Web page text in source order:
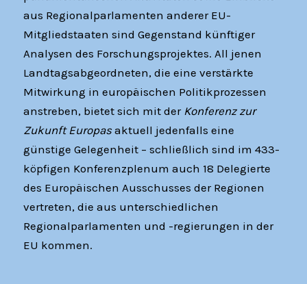
aus Regionalparlamenten anderer EU-
Mitgliedstaaten sind Gegenstand künftiger
Analysen des Forschungsprojektes. All jenen
Landtagsabgeordneten, die eine verstärkte
Mitwirkung in europäischen Politikprozessen
anstreben, bietet sich mit der Konferenz zur
Zukunft Europasaktuell jedenfalls eine
günstige Gelegenheit – schließlich sind im 433-
köpfigen Konferenzplenum auch 18 Delegierte
des Europäischen Ausschusses der Regionen
vertreten, die aus unterschiedlichen
Regionalparlamenten und -regierungen in der
EU kommen.